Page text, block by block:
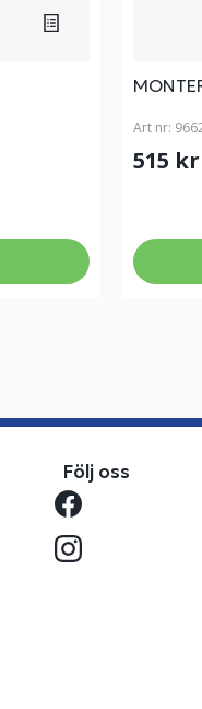
Art nr:
515 kr
Följ oss